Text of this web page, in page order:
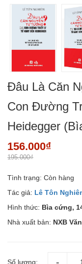
Đâu Là Căn
Con Đường
Heidegger
156.000₫
195.000₫
Tình trạng: Còn hàng
Tác giả: Lê Tôn
Hình thức: Bìa cứng,
Nhà xuất bản: NXB
Số lượng: